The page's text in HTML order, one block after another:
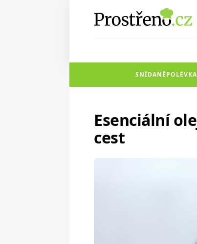
SNÍDANĚPOLÉVKA
Esenciální
cest